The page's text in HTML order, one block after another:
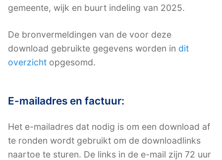
gemeente, wijk en buurt indeling van 2025.
De bronvermeldingen van de voor deze
download gebruikte gegevens worden in dit
overzicht opgesomd.
E-mailadres en factuur:
Het e-mailadres dat nodig is om een download af
te ronden wordt gebruikt om de downloadlinks
naartoe te sturen. De links in de e-mail zijn 72 uur